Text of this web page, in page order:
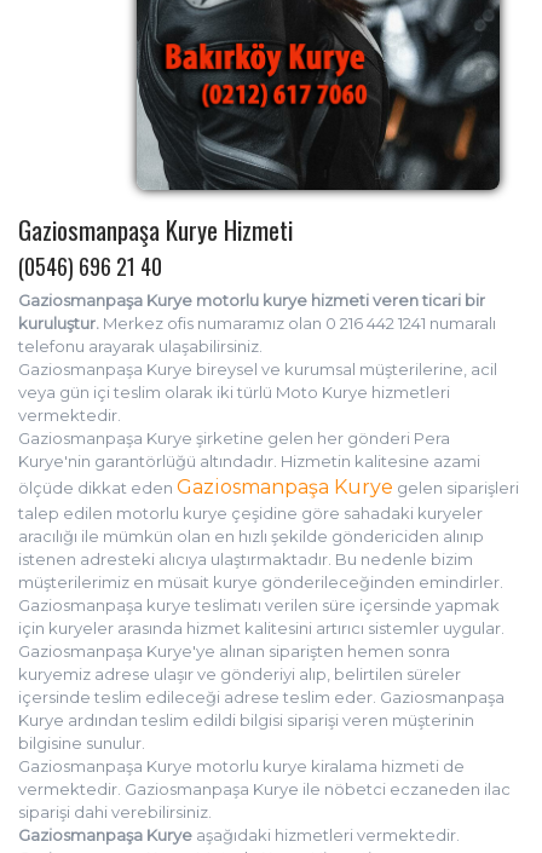
Gaziosmanpaşa Kurye Hizmeti
(0546) 696 21 40
Gaziosmanpaşa Kurye motorlu kurye hizmeti veren ticari bir
kuruluştur. Merkez ofis numaramız olan 0 216 442 1241 numaralı
telefonu arayarak ulaşabilirsiniz.
Gaziosmanpaşa Kurye bireysel ve kurumsal müşterilerine, acil
veya gün içi teslim olarak iki türlü Moto Kurye hizmetleri
vermektedir.
Gaziosmanpaşa Kurye şirketine gelen her gönderi Pera
Kurye'nin garantörlüğü altındadır. Hizmetin kalitesine azami
ölçüde dikkat eden Gaziosmanpaşa Kurye gelen siparişleri
talep edilen motorlu kurye çeşidine göre sahadaki kuryeler
aracılığı ile mümkün olan en hızlı şekilde göndericiden alınıp
istenen adresteki alıcıya ulaştırmaktadır. Bu nedenle bizim
müşterilerimiz en müsait kurye gönderileceğinden emindirler.
Gaziosmanpaşa kurye teslimatı verilen süre içersinde yapmak
için kuryeler arasında hizmet kalitesini artırıcı sistemler uygular.
Gaziosmanpaşa Kurye'ye alınan siparişten hemen sonra
kuryemiz adrese ulaşır ve gönderiyi alıp, belirtilen süreler
içersinde teslim edileceği adrese teslim eder. Gaziosmanpaşa
Kurye ardından teslim edildi bilgisi siparişi veren müşterinin
bilgisine sunulur.
Gaziosmanpaşa Kurye motorlu kurye kiralama hizmeti de
vermektedir. Gaziosmanpaşa Kurye ile nöbetci eczaneden ilac
siparişi dahi verebilirsiniz.
Gaziosmanpaşa Kurye aşağıdaki hizmetleri vermektedir.